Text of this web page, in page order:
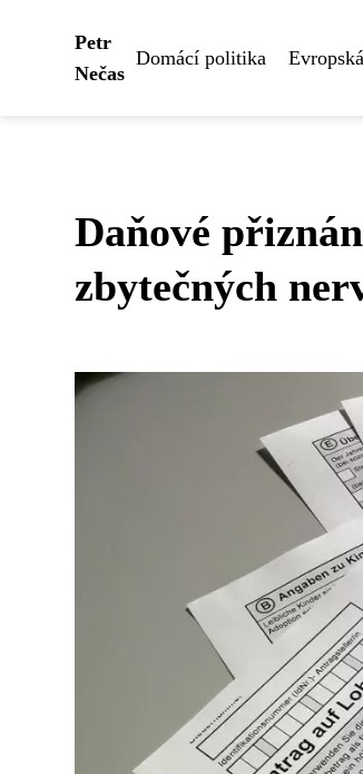
Petr
Nečas
Domácí politika
Daňové
zbytečných